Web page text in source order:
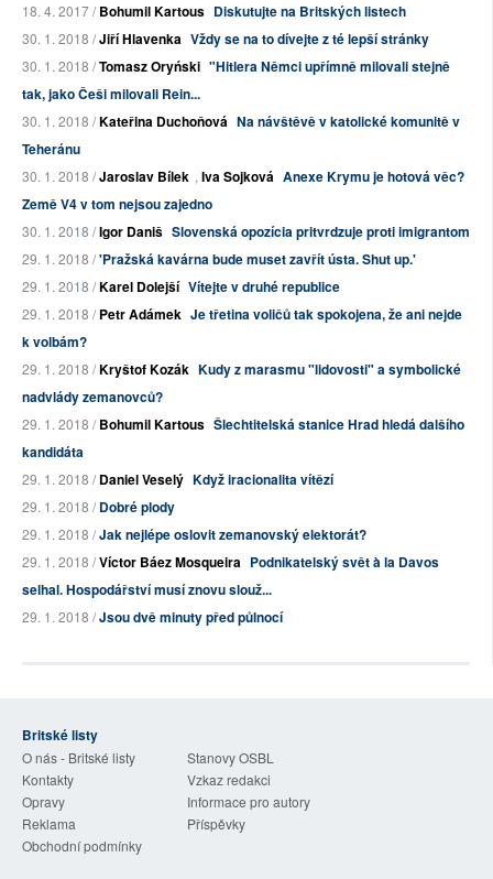
18. 4. 2017 /Bohumil Kartous Diskutujte na Britských listech
30. 1. 2018 /Jiří Hlavenka Vždy se na to dívejte z té lepší stránky
30. 1. 2018 /Tomasz Oryński "Hitlera Němci upřímně milovali stejně
tak, jako Češi milovali Rein...
30. 1. 2018 /Kateřina Duchoňová Na návštěvě v katolické komunitě v
Teheránu
30. 1. 2018 /Jaroslav Bílek , Iva Sojková Anexe Krymu je hotová věc?
Země V4 v tom nejsou zajedno
30. 1. 2018 /Igor Daniš Slovenská opozícia pritvrdzuje proti imigrantom
29. 1. 2018 /'Pražská kavárna bude muset zavřít ústa. Shut up.'
29. 1. 2018 /Karel Dolejší Vítejte v druhé republice
29. 1. 2018 /Petr Adámek Je třetina voličů tak spokojena, že ani nejde
k volbám?
29. 1. 2018 /Kryštof Kozák Kudy z marasmu "lidovosti" a symbolické
nadvlády zemanovců?
29. 1. 2018 /Bohumil Kartous Šlechtitelská stanice Hrad hledá dalšího
kandidáta
29. 1. 2018 /Daniel Veselý Když iracionalita vítězí
29. 1. 2018 /Dobré plody
29. 1. 2018 /Jak nejlépe oslovit zemanovský elektorát?
29. 1. 2018 /Víctor Báez Mosqueira Podnikatelský svět à la Davos
selhal. Hospodářství musí znovu slouž...
29. 1. 2018 /Jsou dvě minuty před půlnocí
Britské listy
O nás - Britské listy
Stanovy OSBL
Kontakty
Vzkaz redakci
Opravy
Informace pro autory
Reklama
Příspěvky
Obchodní podmínky